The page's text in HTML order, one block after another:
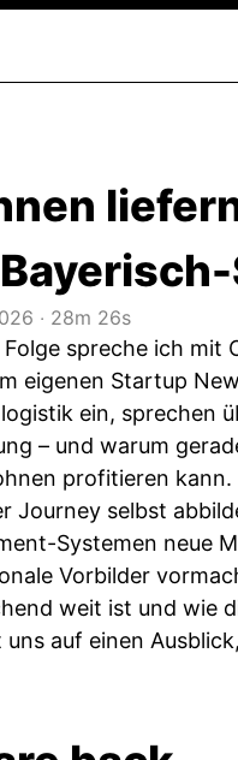
‧ 28m 26s
Folge spreche ich mit
eigenen Startup
ein, sprechen
– und warum
profitieren
Journey selbst
Systemen neue
Vorbilder
weit ist und wie
uns auf einen